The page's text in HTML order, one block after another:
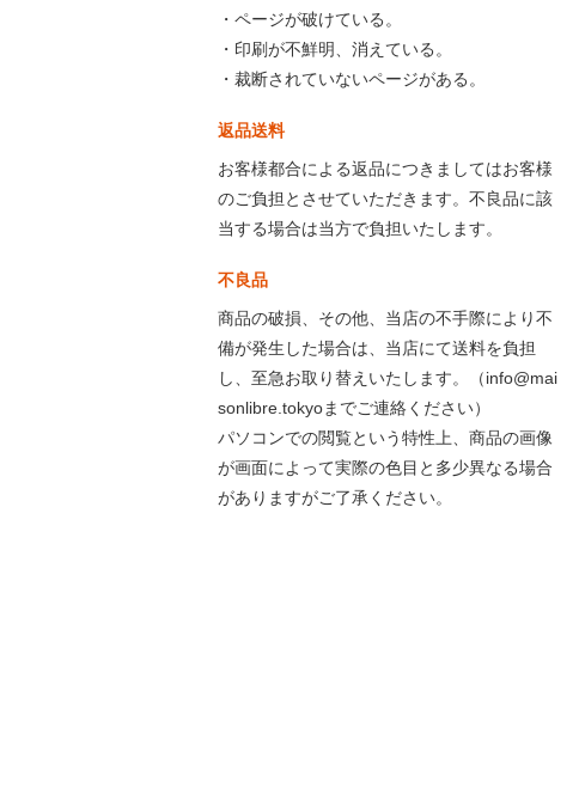
・ページが破けている。
・印刷が不鮮明、消えている。
・裁断されていないページがある。
返品送料
お客様都合による返品につきましてはお客様
のご負担とさせていただきます。不良品に該
当する場合は当方で負担いたします。
不良品
商品の破損、その他、当店の不手際により不
備が発生した場合は、当店にて送料を負担
し、至急お取り替えいたします。（info@mai
sonlibre.tokyoまでご連絡ください）
パソコンでの閲覧という特性上、商品の画像
が画面によって実際の色目と多少異なる場合
がありますがご了承ください。